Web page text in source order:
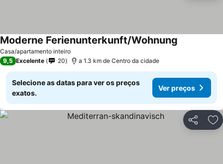
Casa/apartamento inteiro
Moderne Ferienunterkunft/Wohnung
9,5 Excelente 20 a 1.3 km de Centro da cidade
Selecione as datas para ver os preços
exatos.
Ver preços
Partilhar